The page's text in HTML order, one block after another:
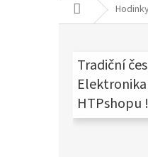
Domů
Tradiční
HTPshopu !